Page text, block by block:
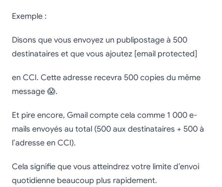
Exemple :
Disons que vous envoyez un publipostage à 500
destinataires et que vous ajoutez [email protected]
en CCI. Cette adresse recevra 500 copies du même
message 😱.
Et pire encore, Gmail compte cela comme 1 000 e-
mails envoyés au total (500 aux destinataires + 500 à
l’adresse en CCI).
Cela signifie que vous atteindrez votre limite d’envoi
quotidienne beaucoup plus rapidement.